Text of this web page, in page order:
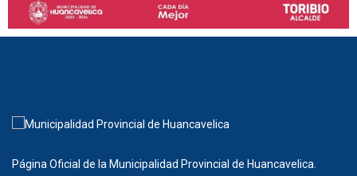
Página Oficial de la Municipalidad Provincial de Huancavelica.